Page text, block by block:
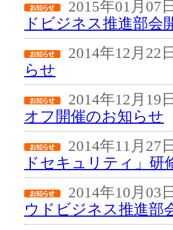
2015年01月07日
ドビジネス推進部会
2014年12月22日
らせ
2014年12月19日
オフ開催のお知らせ
2014年11月27日
ドセキュリティ」研
2014年10月03日
ウドビジネス推進部